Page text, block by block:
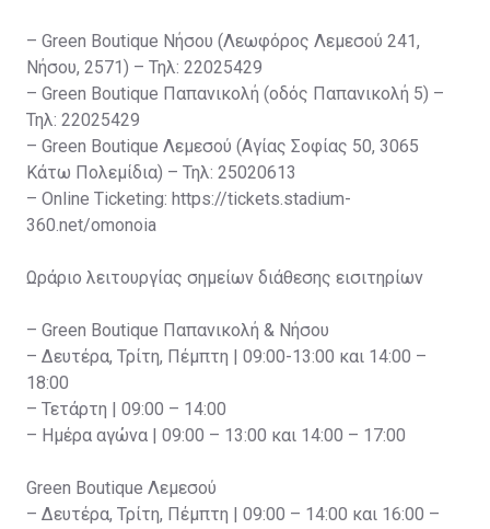
– Green Boutique Νήσου (Λεωφόρος Λεμεσού 241,
Νήσου, 2571) – Τηλ: 22025429
– Green Boutique Παπανικολή (οδός Παπανικολή 5) –
Τηλ: 22025429
– Green Boutique Λεμεσού (Αγίας Σοφίας 50, 3065
Κάτω Πολεμίδια) – Τηλ: 25020613
– Online Ticketing: https://tickets.stadium-
360.net/omonoia
Ωράριο λειτουργίας σημείων διάθεσης εισιτηρίων
– Green Boutique Παπανικολή & Νήσου
– Δευτέρα, Τρίτη, Πέμπτη | 09:00-13:00 και 14:00 –
18:00
– Τετάρτη | 09:00 – 14:00
– Ημέρα αγώνα | 09:00 – 13:00 και 14:00 – 17:00
Green Boutique Λεμεσού
– Δευτέρα, Τρίτη, Πέμπτη | 09:00 – 14:00 και 16:00 –